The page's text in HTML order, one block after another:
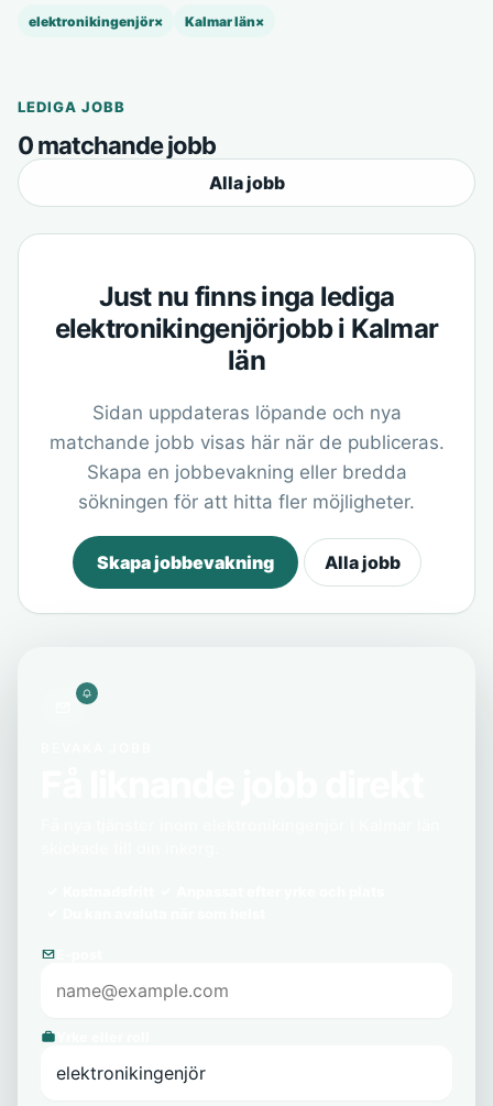
elektronikingenjör× Kalmar län×
LEDIGA JOBB
0 matchande jobb
Alla jobb
Just nu finns inga lediga
elektronikingenjörjobb i Kalmar
län
Sidan uppdateras löpande och nya
matchande jobb visas här när de publiceras.
Skapa en jobbevakning eller bredda
sökningen för att hitta fler möjligheter.
Skapa jobbevakning Alla jobb